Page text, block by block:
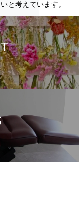
と考えています。